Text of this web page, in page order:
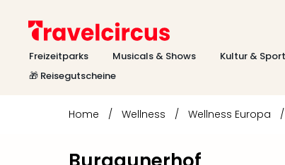
Freizeitparks Musicals & Shows Kultur & Sport
🎁 Reisegutscheine
Home / Wellness / Wellness Europa /